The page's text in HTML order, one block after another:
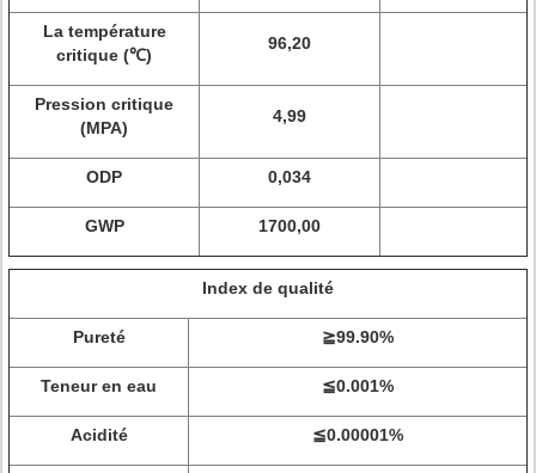
La température
critique (℃)
96,20
Pression critique
(MPA)
4,99
ODP 0,034
GWP 1700,00
Index de qualité
Pureté ≧99.90%
Teneur en eau ≦0.001%
Acidité ≦0.00001%